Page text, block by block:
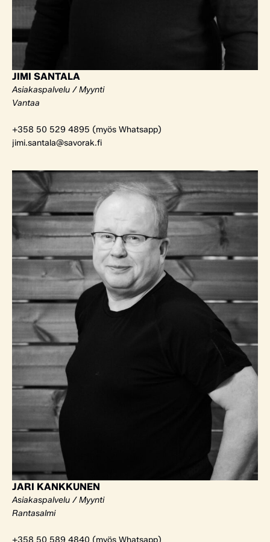
JIMI SANTALA
Asiakaspalvelu / Myynti
Vantaa
+358 50 529 4895 (myös Whatsapp)
jimi.santala@savorak.fi
JARI KANKKUNEN
Asiakaspalvelu / Myynti
Rantasalmi
+358 50 589 4840 (myös Whatsapp)